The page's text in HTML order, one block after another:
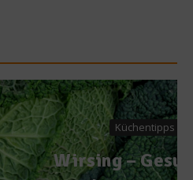
Gesund und